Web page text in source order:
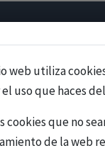
web utiliza
uso que haces
cookies que no
de la web